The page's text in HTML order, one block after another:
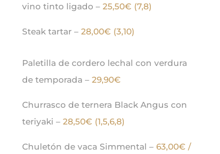
vino tinto ligado – 25,50€ (7,8)
Steak tartar – 28,00€ (3,10)
Paletilla de cordero lechal con verdura
de temporada – 29,90€
Churrasco de ternera Black Angus con
teriyaki – 28,50€ (1,5,6,8)
Chuletón de vaca Simmental – 63,00€ /